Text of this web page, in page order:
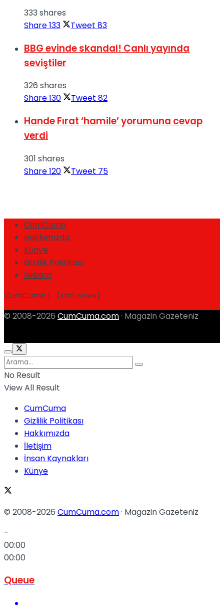
333 shares
Share133 Tweet 83
BBG evinde skandal! Canlı yayında
seviştiler
326 shares
Share130 Tweet 82
Hande Fırat ‘hamile’ yorumuna cevap
verdi
301 shares
Share120 Tweet 75
CumCuma
Hakkımızda
Künye
Gizlilik Politikası
İletişim
CumCuma | (xml news)
© 2008-2026 CumCuma.com · Magazin Gazeteniz
No Result
View All Result
CumCuma
Gizlilik Politikası
Hakkımızda
İletişim
İnsan Kaynakları
Künye
© 2008-2026 CumCuma.com· Magazin Gazeteniz
-
00:00
00:00
Queue